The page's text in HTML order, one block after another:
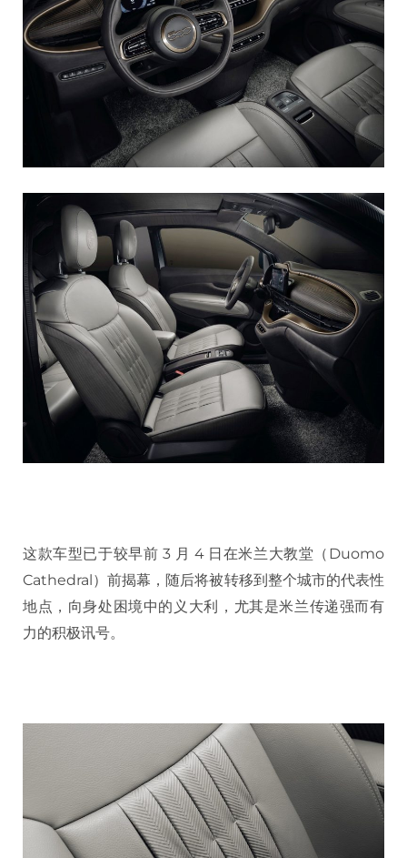
这款车型已于较早前 3 月 4 日在米兰大教堂（Duomo
Cathedral）前揭幕，随后将被转移到整个城市的代表性
地点，向身处困境中的义大利，尤其是米兰传递强而有
力的积极讯号。